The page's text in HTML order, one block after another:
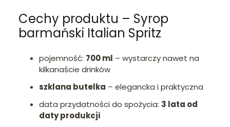
Cechy produktu – Syrop
barmański Italian Spritz
pojemność: 700 ml – wystarczy nawet na
kilkanaście drinków
szklana butelka – elegancka i praktyczna
data przydatności do spożycia: 3 lata od
daty produkcji